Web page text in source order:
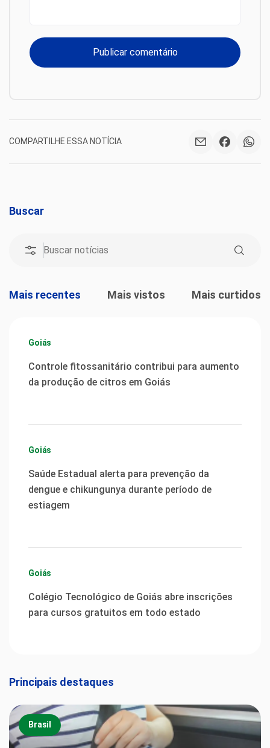
COMPARTILHE ESSA NOTÍCIA
Buscar
Mais recentes Mais vistos Mais curtidos
Goiás
Controle fitossanitário contribui para aumento
da produção de citros em Goiás
Goiás
Saúde Estadual alerta para prevenção da
dengue e chikungunya durante período de
estiagem
Goiás
Colégio Tecnológico de Goiás abre inscrições
para cursos gratuitos em todo estado
Principais destaques
Brasil